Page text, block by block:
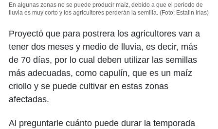
En algunas zonas no se puede producir maíz, debido a que el periodo de
lluvia es muy corto y los agricultores perderán la semilla. (Foto: Estalin Irías)
Proyectó que para postrera los agricultores van a
tener dos meses y medio de lluvia, es decir, más
de 70 días, por lo cual deben utilizar las semillas
más adecuadas, como capulín, que es un maíz
criollo y se puede cultivar en estas zonas
afectadas.
Al preguntarle cuánto puede durar la temporada